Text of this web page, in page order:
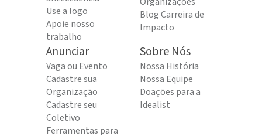
Use a logo
Apoie nosso
trabalho
Blog Carreira de
Impacto
Anunciar
Vaga ou Evento
Cadastre sua
Organização
Cadastre seu
Coletivo
Ferramentas para
Sobre Nós
Nossa História
Nossa Equipe
Doações para a
Idealist